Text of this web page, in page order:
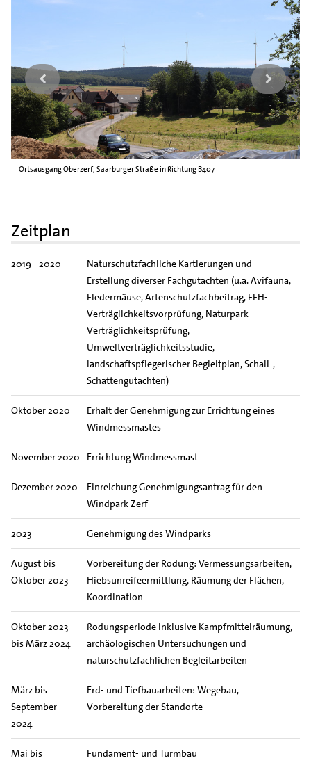
Ortsausgang Oberzerf, Saarburger Straße in Richtung B407
Zeitplan
2019 - 2020
Naturschutzfachliche Kartierungen und
Erstellung diverser Fachgutachten (u.a. Avifauna,
Fledermäuse, Artenschutzfachbeitrag, FFH-
Verträglichkeitsvorprüfung, Naturpark-
Verträglichkeitsprüfung,
Umweltverträglichkeitsstudie,
landschaftspflegerischer Begleitplan, Schall-,
Schattengutachten)
Oktober 2020
Erhalt der Genehmigung zur Errichtung eines
Windmessmastes
November 2020 Errichtung Windmessmast
Dezember 2020
Einreichung Genehmigungsantrag für den
Windpark Zerf
2023 Genehmigung des Windparks
August bis
Oktober 2023
Vorbereitung der Rodung: Vermessungsarbeiten,
Hiebsunreifeermittlung, Räumung der Flächen,
Koordination
Oktober 2023
bis März 2024
Rodungsperiode inklusive Kampfmittelräumung,
archäologischen Untersuchungen und
naturschutzfachlichen Begleitarbeiten
März bis
September
2024
Erd- und Tiefbauarbeiten: Wegebau,
Vorbereitung der Standorte
Mai bis
Fundament- und Turmbau